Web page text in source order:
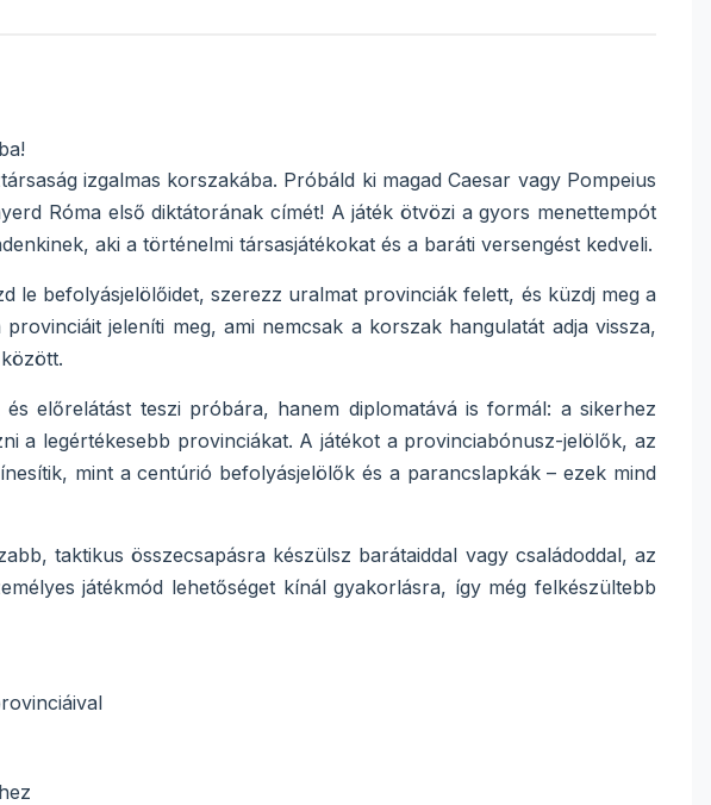
izgalmas korszakába. Próbáld ki magad Caesar vagy Pompeius
Róma első diktátorának címét! A játék ötvözi a gyors menettempót
aki a történelmi társasjátékokat és a baráti versengést kedveli.
le befolyásjelölőidet, szerezz uralmat provinciák felett, és küzdj meg a
jeleníti meg, ami nemcsak a korszak hangulatát adja vissza,
előrelátást teszi próbára, hanem diplomatává is formál: a sikerhez
a legértékesebb provinciákat. A játékot a provinciabónusz-jelölők, az
mint a centúrió befolyásjelölők és a parancslapkák – ezek mind
taktikus összecsapásra készülsz barátaiddal vagy családoddal, az
játékmód lehetőséget kínál gyakorlásra, így még felkészültebb